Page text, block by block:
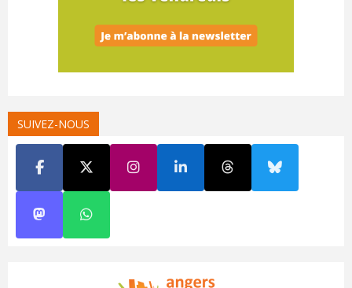
SUIVEZ-NOUS